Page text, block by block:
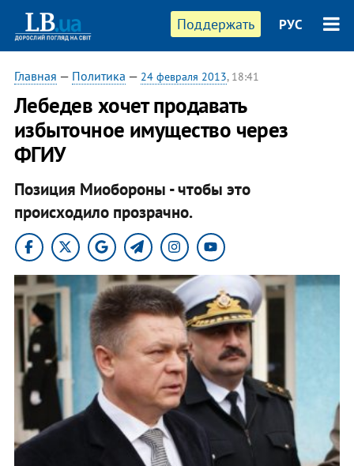
Поддержать РУС
Главная — Политика — 24 февраля 2013, 18:41
Лебедев хочет продавать
избыточное имущество через
ФГИУ
Позиция Миобороны - чтобы это
происходило прозрачно.